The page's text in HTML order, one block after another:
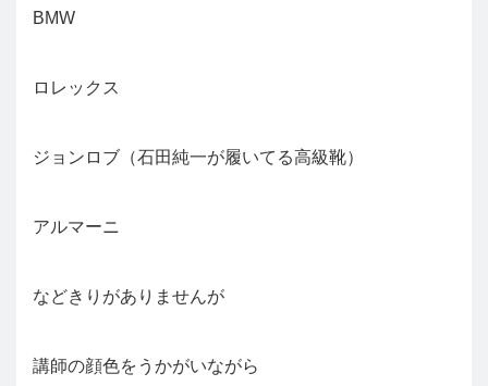
BMW
ロレックス
ジョンロブ（石田純一が履いてる高級靴）
アルマーニ
などきりがありませんが
講師の顔色をうかがいながら